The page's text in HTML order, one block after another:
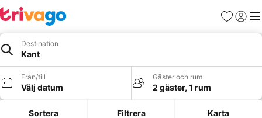
Favoriter
Logga
Destination
Kant
Från/till
Välj datum
Gäster och rum
2 gäster, 1 rum
Sortera Filtrera Karta